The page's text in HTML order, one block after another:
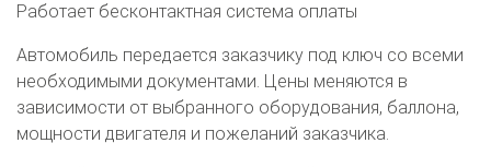
Установка ГБО за 6 часов
2-го поколения 4-го поколения
5-го поколения
Работает бесконтактная система оплаты
Автомобиль передается заказчику под ключ со всеми
необходимыми документами. Цены меняются в
зависимости от выбранного оборудования, баллона,
мощности двигателя и пожеланий заказчика.